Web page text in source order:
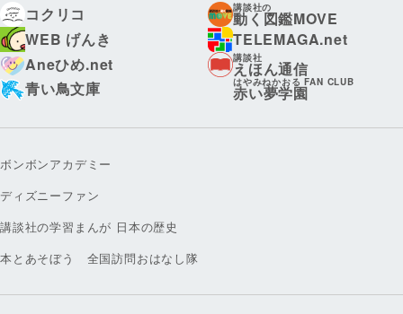
コクリコ
講談社の
動く図鑑MOVE
WEB げんき
TELEMAGA.net
Aneひめ.net
講談社
えほん通信
青い鳥文庫
はやみねかおる FAN CLUB
赤い夢学園
ボンボンアカデミー
ディズニーファン
講談社の学習まんが 日本の歴史
本とあそぼう 全国訪問おはなし隊